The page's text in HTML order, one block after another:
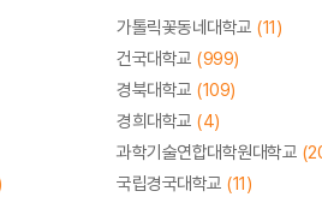
가톨릭꽃동네대학교 (11)
건국대학교 (999)
경북대학교 (109)
경희대학교 (4)
과학기술연합대학원대학교
국립경국대학교 (11)